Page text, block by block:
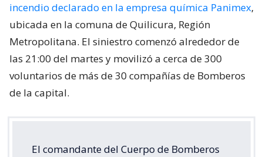
incendio declarado en la empresa química Panimex,
ubicada en la comuna de Quilicura, Región
Metropolitana. El siniestro comenzó alrededor de
las 21:00 del martes y movilizó a cerca de 300
voluntarios de más de 30 compañías de Bomberos
de la capital.
El comandante del Cuerpo de Bomberos